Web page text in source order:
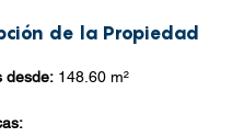
de la Propiedad
desde: 148.60 m²